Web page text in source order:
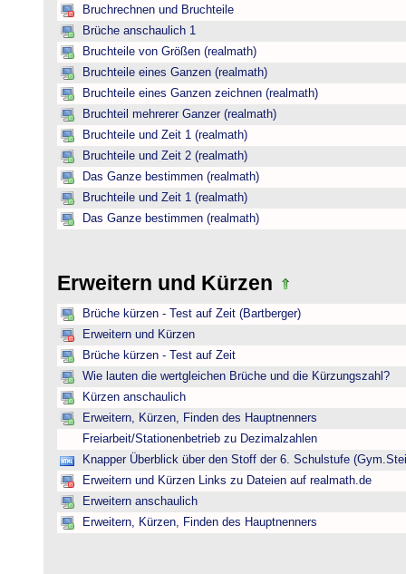
Bruchrechnen und Bruchteile
Brüche anschaulich 1
Bruchteile von Größen (realmath)
Bruchteile eines Ganzen (realmath)
Bruchteile eines Ganzen zeichnen (realmath)
Bruchteil mehrerer Ganzer (realmath)
Bruchteile und Zeit 1 (realmath)
Bruchteile und Zeit 2 (realmath)
Das Ganze bestimmen (realmath)
Bruchteile und Zeit 1 (realmath)
Das Ganze bestimmen (realmath)
Erweitern und Kürzen
Brüche kürzen - Test auf Zeit (Bartberger)
Erweitern und Kürzen
Brüche kürzen - Test auf Zeit
Wie lauten die wertgleichen Brüche und die Kürzungszahl?
Kürzen anschaulich
Erweitern, Kürzen, Finden des Hauptnenners
Freiarbeit/Stationenbetrieb zu Dezimalzahlen
Knapper Überblick über den Stoff der 6. Schulstufe
Erweitern und Kürzen Links zu Dateien auf realmath.de
Erweitern anschaulich
Erweitern, Kürzen, Finden des Hauptnenners